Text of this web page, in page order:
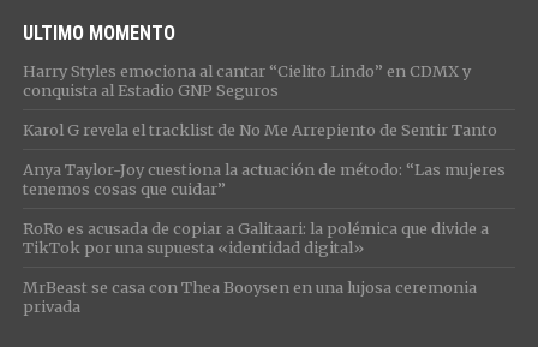
ULTIMO MOMENTO
Harry Styles emociona al cantar “Cielito Lindo” en CDMX y
conquista al Estadio GNP Seguros
Karol G revela el tracklist de No Me Arrepiento de Sentir Tanto
Anya Taylor-Joy cuestiona la actuación de método: “Las mujeres
tenemos cosas que cuidar”
RoRo es acusada de copiar a Galitaari: la polémica que divide a
TikTok por una supuesta «identidad digital»
MrBeast se casa con Thea Booysen en una lujosa ceremonia
privada